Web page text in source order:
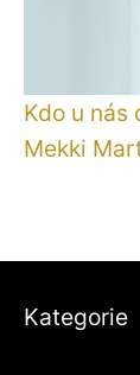
Kdo u nás
Mekki
Kategorie